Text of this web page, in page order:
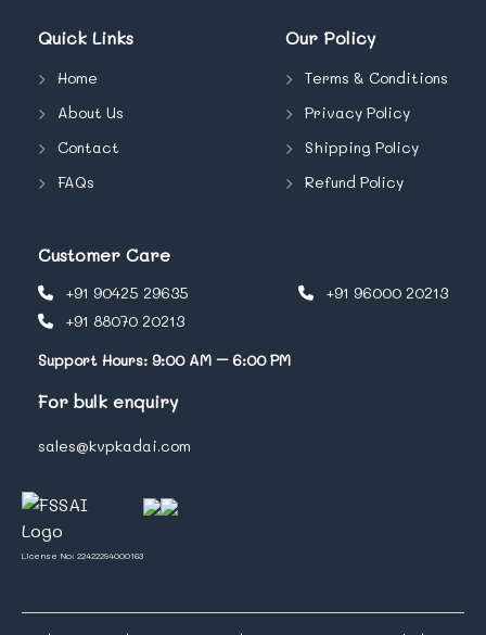
Quick Links
Home
About Us
Contact
FAQs
Our Policy
Terms & Conditions
Privacy Policy
Shipping Policy
Refund Policy
Customer Care
+91 90425 29635
+91 96000 20213
+91 88070 20213
Support Hours: 9:00 AM – 6:00 PM
For bulk enquiry
sales@kvpkadai.com
License No: 22422294000163